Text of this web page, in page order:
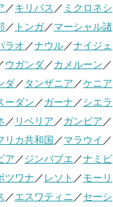
／キリバス ／ ミクロネシ
／ トンガ／マーシャル諸
ラオ ／ナウル／ナイジェ
ウガンダ／カメルーン ／
ダ／ タンザニア ／ケニア
ーダン ／ガーナ ／シエラ
／ リベリア ／ガンビア ／
リカ共和国 ／マラウイ ／
ア ／ジンバブエ ／ナミビ
ツワナ ／ レソト ／モーリ
／エスワティニ ／セーシ